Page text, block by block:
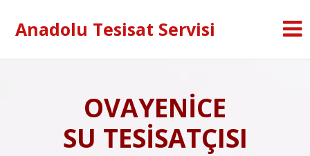
Anadolu Tesisat Servisi
OVAYENİCE
SU TESİSATÇISI